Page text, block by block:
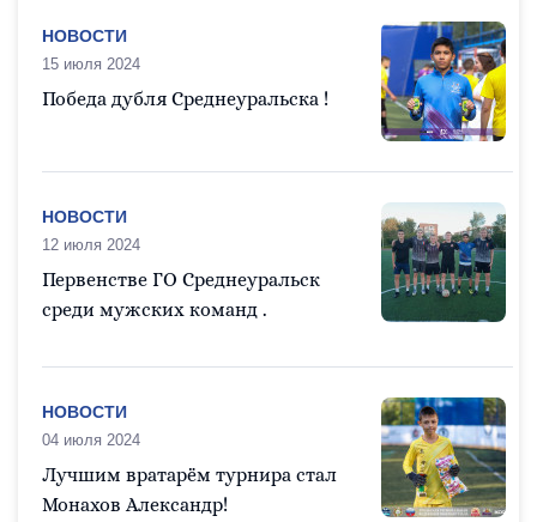
НОВОСТИ
15 июля 2024
Победа дубля Среднеуральска !
НОВОСТИ
12 июля 2024
Первенстве ГО Среднеуральск
среди мужских команд .
НОВОСТИ
04 июля 2024
Лучшим вратарём турнира стал
Монахов Александр!